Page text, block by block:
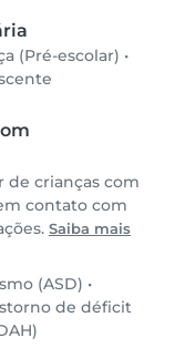
(Pré-escolar) •
de crianças com
contato com
Saiba mais
(ASD) •
de déficit